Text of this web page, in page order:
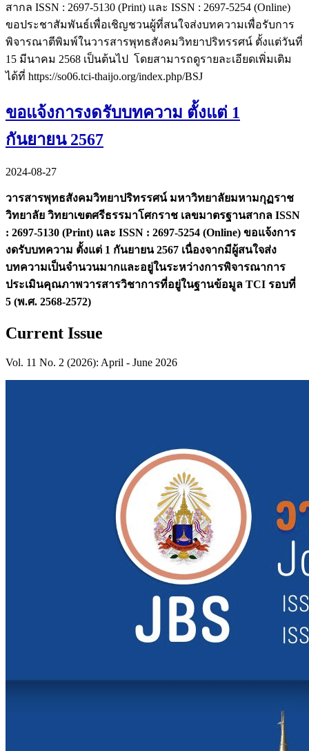
สากล ISSN : 2697-5130 (Print) และ ISSN : 2697-5254 (Online)
ขอประชาสัมพันธ์เพื่อเชิญชวนผู้ที่สนใจส่งบทความเพื่อรับการ
พิจารณาตีพิมพ์ในวารสารพุทธสังคมวิทยาปริทรรศน์ ตั้งแต่วันที่
15 มีนาคม 2568 เป็นต้นไป โดยสามารถดูรายละเอียดเพิ่มเติม
ได้ที่ https://so06.tci-thaijo.org/index.php/BSJ
ขอแจ้งการงดรับบทความ ตั้งแต่ 1
กันยายน 2567
2024-08-27
วารสารพุทธสังคมวิทยาปริทรรศน์ มหาวิทยาลัยมหามกุฏราช
วิทยาลัย วิทยาเขตศรีธรรมาโศกราช เลขมาตรฐานสากล ISSN
: 2697-5130 (Print) และ ISSN : 2697-5254 (Online) ขอแจ้งการ
งดรับบทความ ตั้งแต่ 1 กันยายน 2567 เนื่องจากมีผู้สนใจส่ง
บทความเป็นจำนวนมากและอยู่ในระหว่างการพิจารณาการ
ประเมินคุณภาพวารสารวิชาการที่อยู่ในฐานข้อมูล TCI รอบที่
5 (พ.ศ. 2568-2572)
Current Issue
Vol. 11 No. 2 (2026): April - June 2026